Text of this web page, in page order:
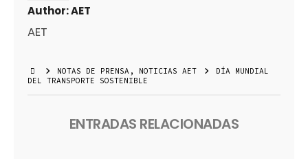
Author:AET
AET
NOTAS DE PRENSA , NOTICIAS AET
DÍA MUNDIAL
DEL TRANSPORTE SOSTENIBLE
ENTRADAS RELACIONADAS